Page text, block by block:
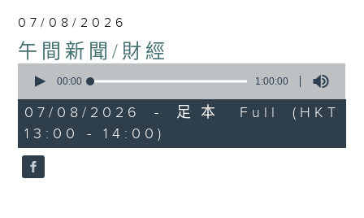
07/08/2026
午間新聞/財經
seconds
1
hour,
0
seconds
00:00 1:00:00
07/08/2026 - 足本 Full (HKT
13:00 - 14:00)